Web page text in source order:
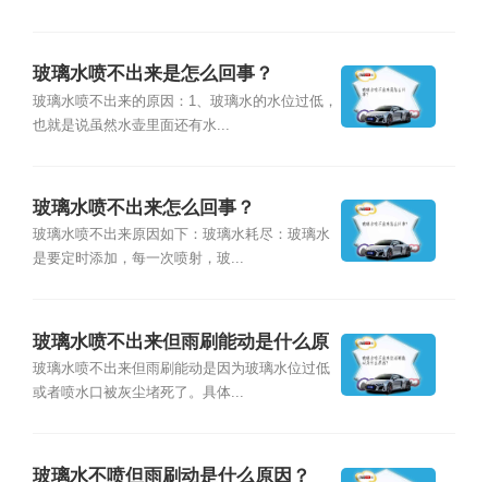
玻璃水喷不出来是怎么回事？
玻璃水喷不出来的原因：1、玻璃水的水位过低，
也就是说虽然水壶里面还有水...
玻璃水喷不出来怎么回事？
玻璃水喷不出来原因如下：玻璃水耗尽：玻璃水
是要定时添加，每一次喷射，玻...
玻璃水喷不出来但雨刷能动是什么原
因?
玻璃水喷不出来但雨刷能动是因为玻璃水位过低
或者喷水口被灰尘堵死了。具体...
玻璃水不喷但雨刷动是什么原因？